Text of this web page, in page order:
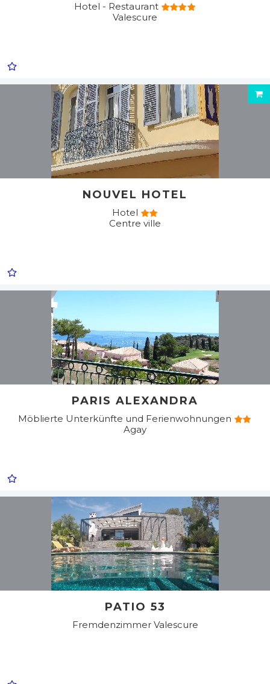
Hotel - Restaurant
Valescure
NOUVEL HOTEL
Hotel
Centre ville
PARIS ALEXANDRA
Möblierte Unterkünfte und Ferienwohnungen
Agay
PATIO 53
Fremdenzimmer Valescure